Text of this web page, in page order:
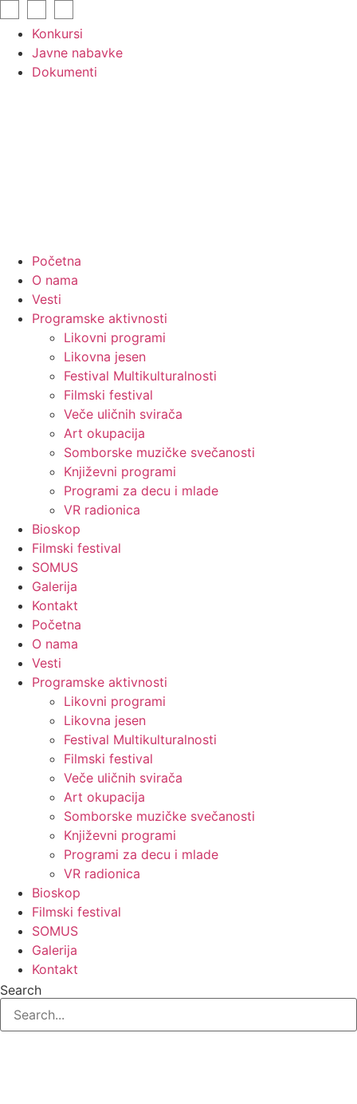
content
Konkursi
Javne nabavke
Dokumenti
Početna
O nama
Vesti
Programske aktivnosti
Likovni programi
Likovna jesen
Festival Multikulturalnosti
Filmski festival
Veče uličnih svirača
Art okupacija
Somborske muzičke svečanosti
Književni programi
Programi za decu i mlade
VR radionica
Bioskop
Filmski festival
SOMUS
Galerija
Kontakt
Početna
O nama
Vesti
Programske aktivnosti
Likovni programi
Likovna jesen
Festival Multikulturalnosti
Filmski festival
Veče uličnih svirača
Art okupacija
Somborske muzičke svečanosti
Književni programi
Programi za decu i mlade
VR radionica
Bioskop
Filmski festival
SOMUS
Galerija
Kontakt
Search